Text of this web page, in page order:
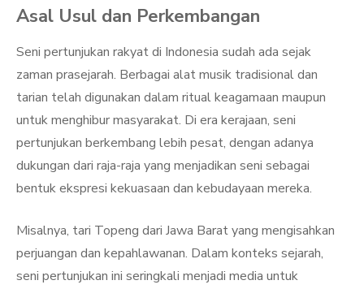
Asal Usul dan Perkembangan
Seni pertunjukan rakyat di Indonesia sudah ada sejak
zaman prasejarah. Berbagai alat musik tradisional dan
tarian telah digunakan dalam ritual keagamaan maupun
untuk menghibur masyarakat. Di era kerajaan, seni
pertunjukan berkembang lebih pesat, dengan adanya
dukungan dari raja-raja yang menjadikan seni sebagai
bentuk ekspresi kekuasaan dan kebudayaan mereka.
Misalnya, tari Topeng dari Jawa Barat yang mengisahkan
perjuangan dan kepahlawanan. Dalam konteks sejarah,
seni pertunjukan ini seringkali menjadi media untuk